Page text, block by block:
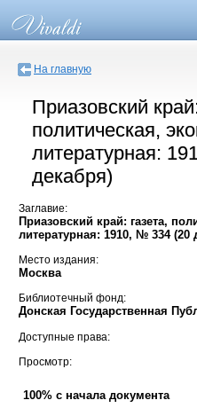
На главную
Приазовский
политическая,
литературная:
декабря)
Заглавие:
Приазовский край: газета,
литературная: 1910, № 334 (20
Место издания:
Москва
Библиотечный фонд:
Донская Государственная
Доступные права:
Просмотр:
100% с начала документа